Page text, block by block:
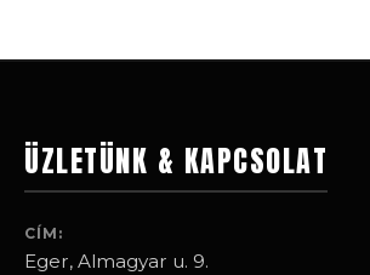
ÜZLETÜNK & KAPCSOLAT
CÍM:
Eger, Almagyar u. 9.